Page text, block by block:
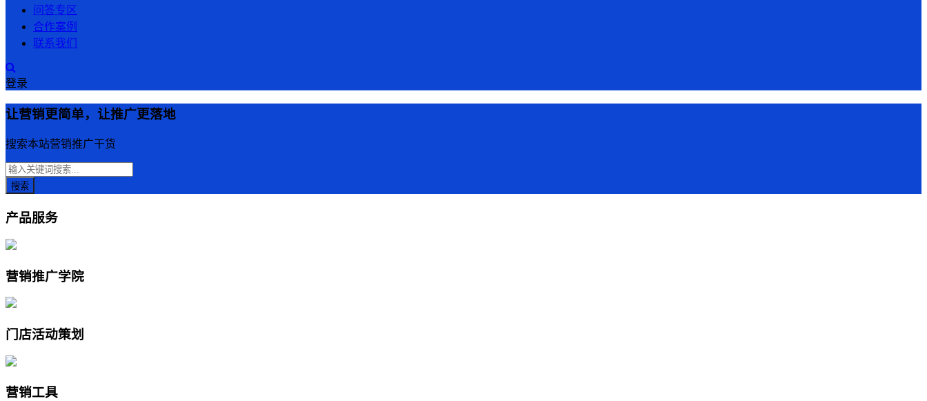
问答专区
合作案例
联系我们
登录
让营销更简单，让推广更落地
搜索本站营销推广干货
产品服务
营销推广学院
门店活动策划
营销工具